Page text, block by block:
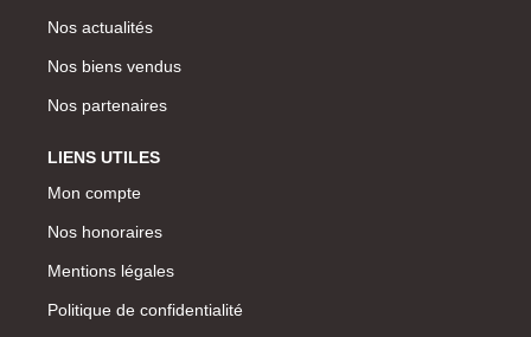
Nos actualités
Nos biens vendus
Nos partenaires
LIENS UTILES
Mon compte
Nos honoraires
Mentions légales
Politique de confidentialité